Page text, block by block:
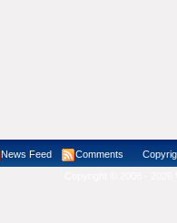
News Feed Comments Copyright